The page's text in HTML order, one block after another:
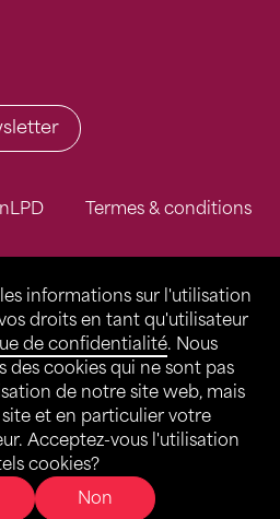
informations sur l'utilisation
droits en tant qu'utilisateur
de confidentialité. Nous
des cookies qui ne sont pas
de notre site web, mais
et en particulier votre
Acceptez-vous l'utilisation
cookies?
Non
nLPD Termes & conditions